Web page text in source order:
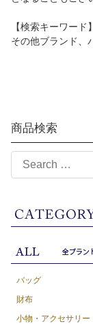
【検索キーワード】
その他ブランド、
商品検索
バッグ
財布
小物・アクセサリー